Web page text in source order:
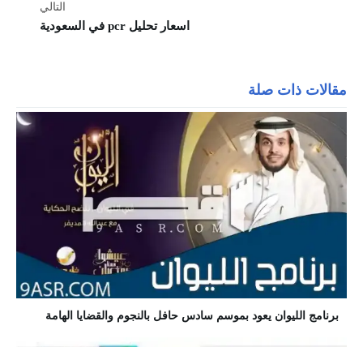
التالي
اسعار تحليل pcr في السعودية
مقالات ذات صلة
برنامج الليوان يعود بموسم سادس حافل بالنجوم والقضايا الهامة